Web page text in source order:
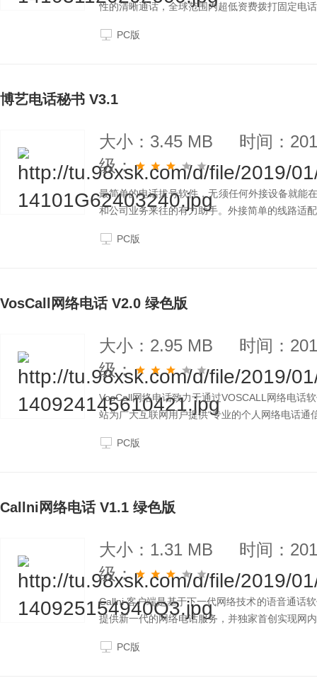
性的清晰通话，全球范围内超低资费拨打固定电
PC版
博艺电话秘书 V3.1
大小：3.45 MB
时间：
级：
最简单的电话拔号软件，无须任何外接设备就能
和公司业务来往的有力助手。外接简单的线路适
PC版
VosCall网络电话 V2.0 绿色版
大小：2.95 MB
时间：
级：
VosCall网络电话致力于通过VOSCALL网络电话
站为广大互联网用户提供“专业的个人网络电话
PC版
Callni网络电话 V1.1 绿色版
大小：1.31 MB
时间：
级：
Callni 客户端是基于下一代网络技术的语音通话
提供新一代的网络电话服务，并独家首创实现网
PC版